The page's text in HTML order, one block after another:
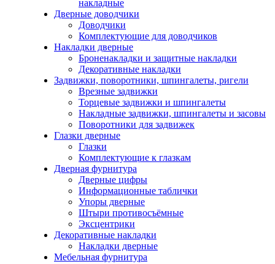
накладные
Дверные доводчики
Доводчики
Комплектующие для доводчиков
Накладки дверные
Броненакладки и защитные накладки
Декоративные накладки
Задвижки, поворотники, шпингалеты, ригели
Врезные задвижки
Торцевые задвижки и шпингалеты
Накладные задвижки, шпингалеты и засовы
Поворотники для задвижек
Глазки дверные
Глазки
Комплектующие к глазкам
Дверная фурнитура
Дверные цифры
Информационные таблички
Упоры дверные
Штыри противосъёмные
Эксцентрики
Декоративные накладки
Накладки дверные
Мебельная фурнитура